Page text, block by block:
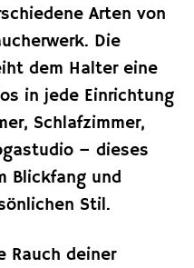
Arten von
Die
dem Halter eine
in jede Einrichtung
Schlafzimmer,
– dieses
Blickfang und
Stil.
Rauch deiner